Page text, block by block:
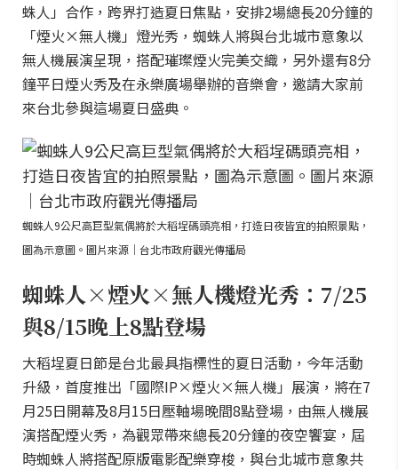
蛛人」合作，跨界打造夏日焦點，安排2場總長20分鐘的
「煙火×無人機」燈光秀，蜘蛛人將與台北城市意象以
無人機展演呈現，搭配璀璨煙火完美交織，另外還有8分
鐘平日煙火秀及在永樂廣場舉辦的音樂會，邀請大家前
來台北參與這場夏日盛典。
蜘蛛人9公尺高巨型氣偶將於大稻埕碼頭亮相，打造日夜皆宜的拍照景點，
圖為示意圖。圖片來源｜台北市政府觀光傳播局
蜘蛛人×煙火×無人機燈光秀：7/25
與8/15晚上8點登場
大稻埕夏日節是台北最具指標性的夏日活動，今年活動
升級，首度推出「國際IP×煙火×無人機」展演，將在7
月25日開幕及8月15日壓軸場晚間8點登場，由無人機展
演搭配煙火秀，為觀眾帶來總長20分鐘的夜空饗宴，屆
時蜘蛛人將搭配原版電影配樂穿梭，與台北城市意象共